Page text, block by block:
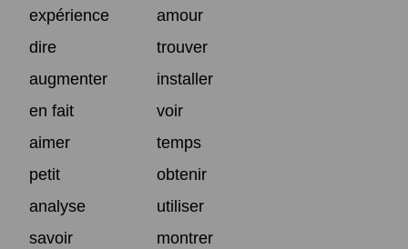
expérience
amour
dire
trouver
augmenter
installer
en fait
voir
aimer
temps
petit
obtenir
analyse
utiliser
savoir
montrer